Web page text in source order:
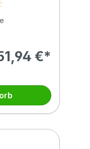
€*